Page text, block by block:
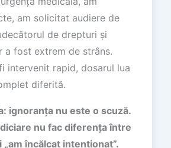
am solicitat audiere de
de drepturi și
a fost extrem de strâns.
intervenit rapid, dosarul lua
diferită.
ignoranța nu este o scuză.
nu fac diferența între
„am încălcat intenționat”.